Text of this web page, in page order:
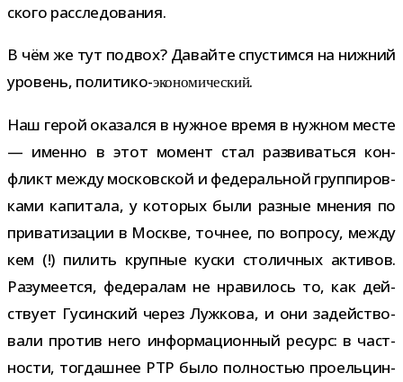
ского расследования.
В чём же тут под­вох? Давайте спу­стимся на ниж­ний
уро­вень, политико-эко­но­ми­че­ский.
Наш герой ока­зался в нуж­ное время в нуж­ном месте
— именно в этот момент стал раз­ви­ваться кон­
фликт между мос­ков­ской и феде­раль­ной груп­пи­ров­
ками капи­тала, у кото­рых были раз­ные мне­ния по
при­ва­ти­за­ции в Москве, точ­нее, по вопросу, между
кем (!) пилить круп­ные куски сто­лич­ных акти­вов.
Разумеется, феде­ра­лам не нра­ви­лось то, как дей­
ствует Гусинский через Лужкова, и они задей­ство­
вали про­тив него инфор­ма­ци­он­ный ресурс: в част­
но­сти, тогдаш­нее РТР было пол­но­стью про­ель­цин­